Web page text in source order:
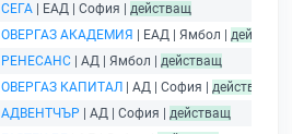
СЕГА | ЕАД | София | действащ
ОВЕРГАЗ АКАДЕМИЯ | ЕАД | Ямбол | действащ
РЕНЕСАНС | АД | Ямбол | действащ
ОВЕРГАЗ КАПИТАЛ | АД | София | действащ
АДВЕНТЧЪР | АД | София | действащ